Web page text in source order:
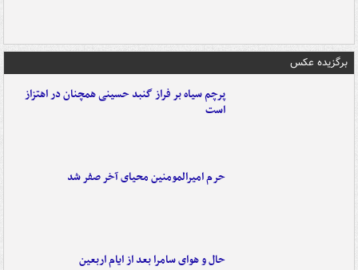
برگزیده عکس
پرچم سیاه بر فراز گنبد حسینی همچنان در اهتزاز
است
حرم امیرالمومنین محیای آخر صفر شد
حال و هوای سامرا بعد از ایام اربعین